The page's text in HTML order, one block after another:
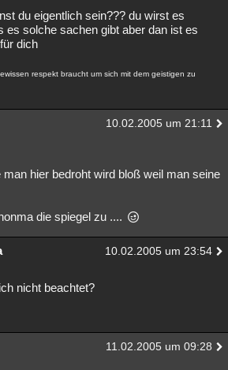
du eigentlich sein??? du wirst es
es solche sachen gibt aber dan ist es
dich
respekt braucht um sich mit dem geistigen zu
10.02.2005 um 21:11
hier bedroht wird bloß weil man seine
die spiegel zu ....
10.02.2005 um 23:54
nicht beachtet?
11.02.2005 um 09:28